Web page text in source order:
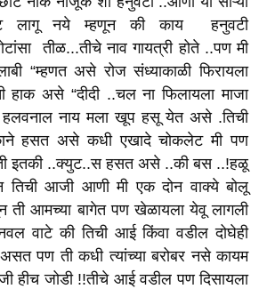
लागू नये म्हणून की काय हनुवटी
तीळ...तीचे नाव गायत्री होते ..पण मी
“म्हणत असे रोज संध्याकाळी फिरायला
हाक असे “दीदी ..चल ना फिलायला माजा
नाय मला खूप हसू येत असे .तिची
हसत असे कधी एखादे चोकलेट मी पण
इतकी ..क्युट..स हसत असे ..की बस ..!हळू
आजी आणी मी एक दोन वाक्ये बोलू
ती आमच्या बागेत पण खेळायला येवू लागली
वाटे की तिची आई किंवा वडील दोघेही
पण ती कधी त्यांच्या बरोबर नसे कायम
हीच जोडी !!तीचे आई वडील पण दिसायला